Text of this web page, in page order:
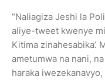
“Naliagiza Jeshi la
aliye-tweet kwenye
Kitima zinahesabika’.
ametumwa na nani,
haraka